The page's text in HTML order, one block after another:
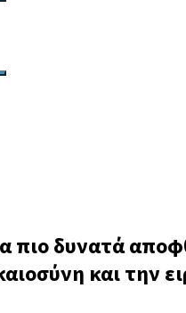
πιο δυνατά
και την